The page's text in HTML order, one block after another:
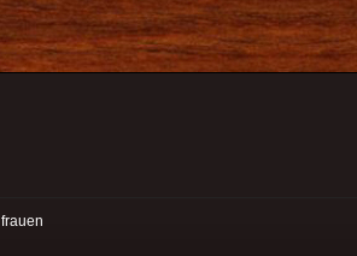
frauen